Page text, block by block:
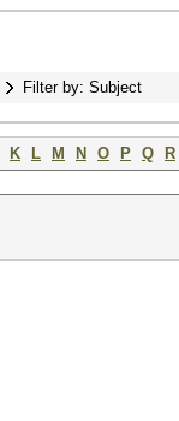
Filter by: Subject
K L M N O P Q
R